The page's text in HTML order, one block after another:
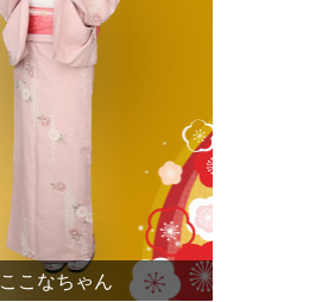
ここなちゃん